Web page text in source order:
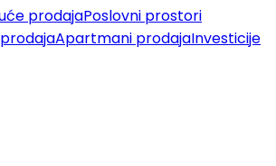
prodajaPoslovni prostori
Apartmani prodajaInvesticije